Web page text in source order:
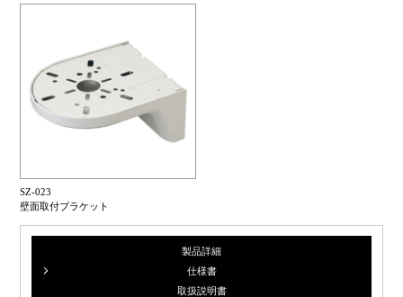
SZ-023
壁面取付ブラケット
製品詳細
仕様書
取扱説明書